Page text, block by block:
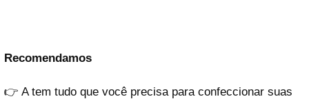
Recomendamos
👉 A tem tudo que você precisa para confeccionar suas